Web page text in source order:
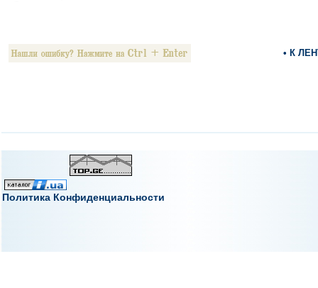
• К
Политика Конфиденциальности